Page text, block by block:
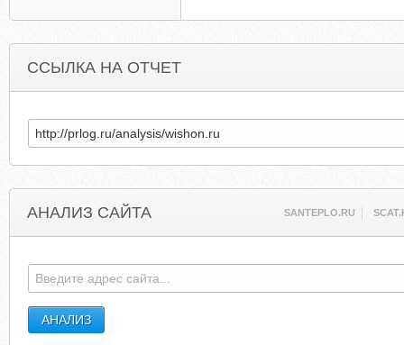
ССЫЛКА НА ОТЧЕТ
АНАЛИЗ САЙТА SANTEPLO.RU